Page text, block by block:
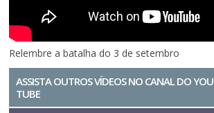
Relembre a batalha do 3 de setembro
ASSISTA OUTROS VÍDEOS NO CANAL DO YOU
TUBE